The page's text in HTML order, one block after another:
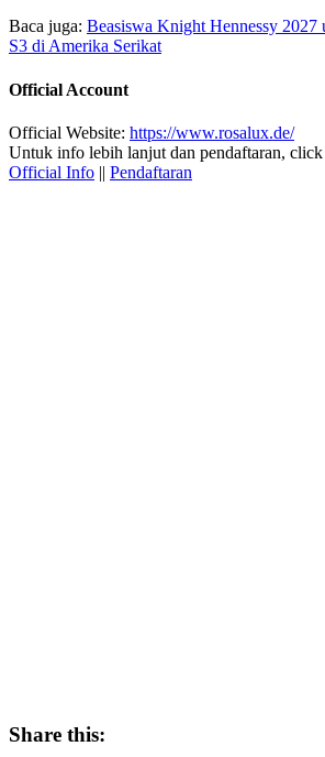
Baca juga: Beasiswa Knight Hennessy
S3 di Amerika Serikat
Official Account
Official Website: https://www.rosalux.de/
Untuk info lebih lanjut dan pendaftaran,
Official Info || Pendaftaran
Share this: